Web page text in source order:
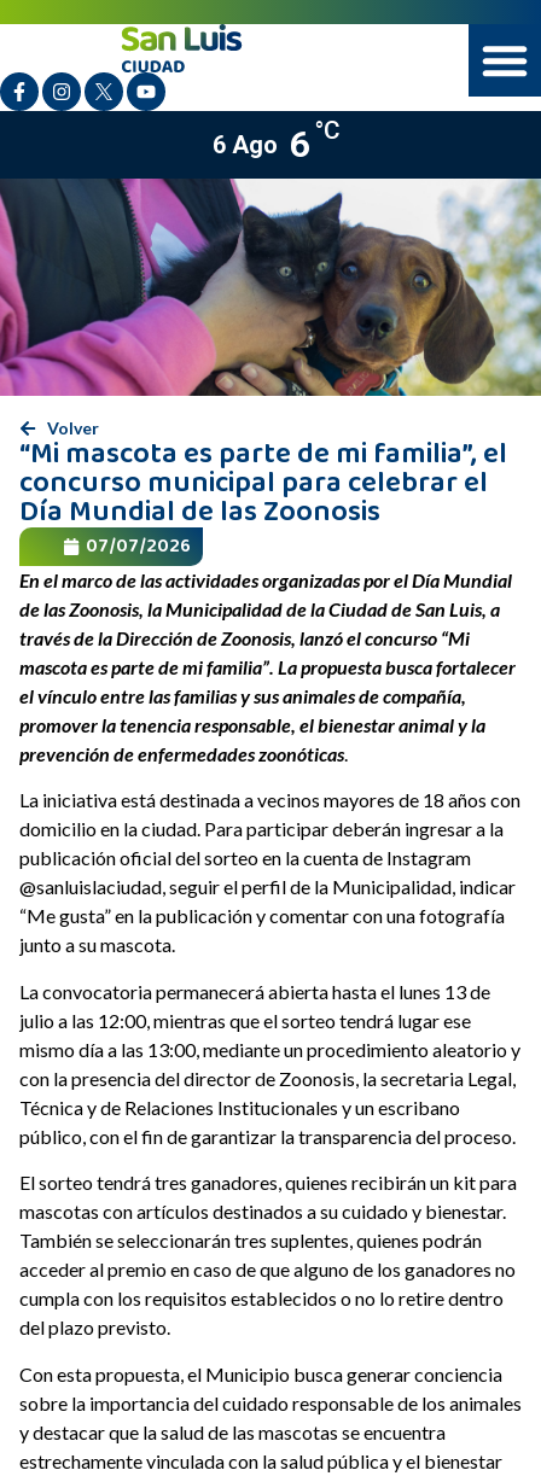
6 Ago 6 °C
Volver
“Mi mascota es parte de mi familia”, el
concurso municipal para celebrar el
Día Mundial de las Zoonosis
07/07/2026
En el marco de las actividades organizadas por el Día Mundial
de las Zoonosis, la Municipalidad de la Ciudad de San Luis, a
través de la Dirección de Zoonosis, lanzó el concurso “Mi
mascota es parte de mi familia”. La propuesta busca fortalecer
el vínculo entre las familias y sus animales de compañía,
promover la tenencia responsable, el bienestar animal y la
prevención de enfermedades zoonóticas.
La iniciativa está destinada a vecinos mayores de 18 años con
domicilio en la ciudad. Para participar deberán ingresar a la
publicación oficial del sorteo en la cuenta de Instagram
@sanluislaciudad, seguir el perfil de la Municipalidad, indicar
“Me gusta” en la publicación y comentar con una fotografía
junto a su mascota.
La convocatoria permanecerá abierta hasta el lunes 13 de
julio a las 12:00, mientras que el sorteo tendrá lugar ese
mismo día a las 13:00, mediante un procedimiento aleatorio y
con la presencia del director de Zoonosis, la secretaria Legal,
Técnica y de Relaciones Institucionales y un escribano
público, con el fin de garantizar la transparencia del proceso.
El sorteo tendrá tres ganadores, quienes recibirán un kit para
mascotas con artículos destinados a su cuidado y bienestar.
También se seleccionarán tres suplentes, quienes podrán
acceder al premio en caso de que alguno de los ganadores no
cumpla con los requisitos establecidos o no lo retire dentro
del plazo previsto.
Con esta propuesta, el Municipio busca generar conciencia
sobre la importancia del cuidado responsable de los animales
y destacar que la salud de las mascotas se encuentra
estrechamente vinculada con la salud pública y el bienestar